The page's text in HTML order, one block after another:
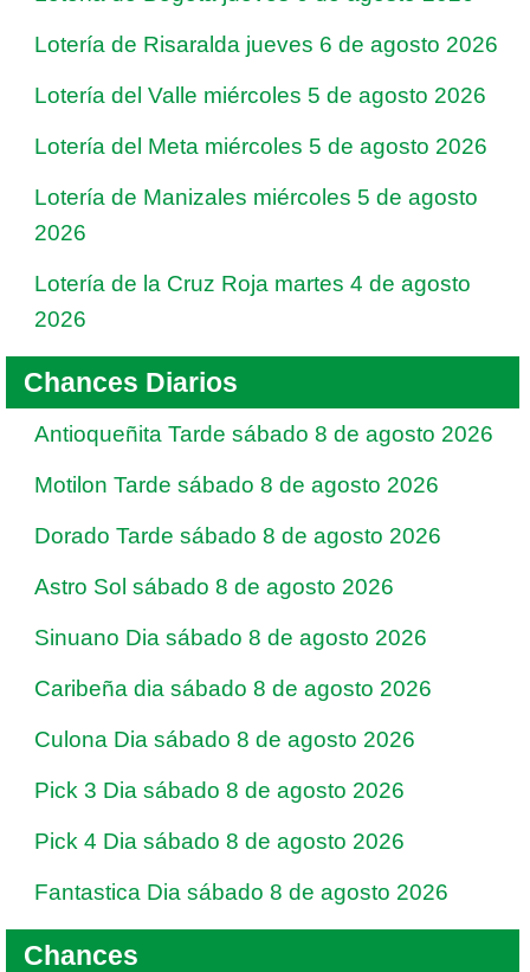
Lotería de Risaralda jueves 6 de agosto 2026
Lotería del Valle miércoles 5 de agosto 2026
Lotería del Meta miércoles 5 de agosto 2026
Lotería de Manizales miércoles 5 de agosto
2026
Lotería de la Cruz Roja martes 4 de agosto
2026
Chances Diarios
Antioqueñita Tarde sábado 8 de agosto 2026
Motilon Tarde sábado 8 de agosto 2026
Dorado Tarde sábado 8 de agosto 2026
Astro Sol sábado 8 de agosto 2026
Sinuano Dia sábado 8 de agosto 2026
Caribeña dia sábado 8 de agosto 2026
Culona Dia sábado 8 de agosto 2026
Pick 3 Dia sábado 8 de agosto 2026
Pick 4 Dia sábado 8 de agosto 2026
Fantastica Dia sábado 8 de agosto 2026
Chances